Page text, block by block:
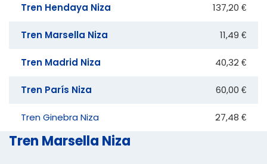
Tren Hendaya Niza 137,20 €
Tren Marsella Niza 11,49 €
Tren Madrid Niza 40,32 €
Tren París Niza 60,00 €
Tren Ginebra Niza 27,48 €
Tren Marsella Niza